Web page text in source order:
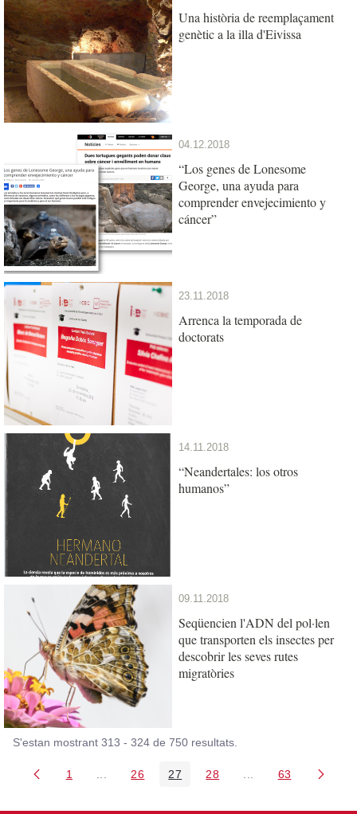
Una història de reemplaçament
genètic a la illa d'Eivissa
04.12.2018
“Los genes de Lonesome
George, una ayuda para
comprender envejecimiento y
cáncer”
23.11.2018
Arrenca la temporada de
doctorats
14.11.2018
“Neandertales: los otros
humanos”
09.11.2018
Seqüencien l'ADN del pol·len
que transporten els insectes per
descobrir les seves rutes
migratòries
S'estan mostrant 313 - 324 de 750 resultats.
Pàgina
1 Pàgines intermèdies Utilitzeu TAB per navegar.
Pàgina
26 Pàgina
27 Pàgina
28 PàginesPàgina
63